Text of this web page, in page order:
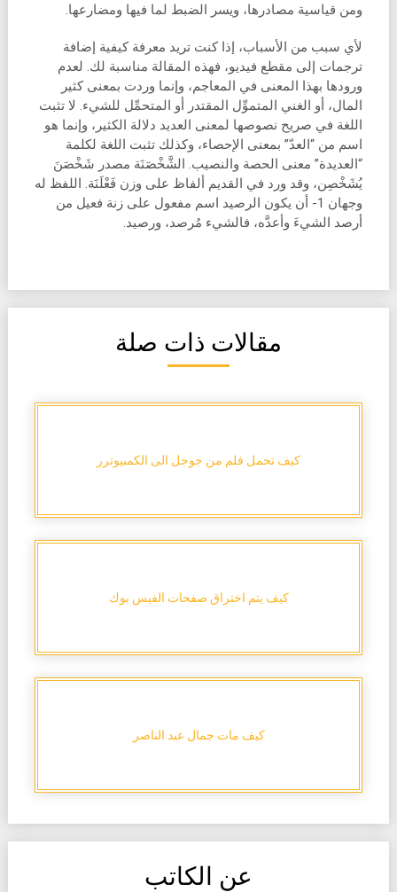
ومن قياسية مصادرها، ويسر الضبط لما فيها ومضارعها.
لأي سبب من الأسباب، إذا كنت تريد معرفة كيفية إضافة
ترجمات إلى مقطع فيديو، فهذه المقالة مناسبة لك. لعدم
ورودها بهذا المعنى في المعاجم، وإنما وردت بمعنى كثير
المال، أو الغني المتموِّل المقتدر أو المتحمِّل للشيء. لا تثبت
اللغة في صريح نصوصها لمعنى العديد دلالة الكثير، وإنما هو
اسم من “العدّ” بمعنى الإحصاء، وكذلك تثبت اللغة لكلمة
“العديدة” معنى الحصة والنصيب. الشَّخْصَنَة مصدر شَخْصَنَ
يُشَخْصِن، وقد ورد في القديم ألفاظ على وزن فَعْلَنَة. اللفظ له
وجهان 1- أن يكون الرصيد اسم مفعول على زنة فعيل من
أرصد الشيءَ وأعدَّه، فالشيء مُرصد، ورصيد.
مقالات ذات صلة
كيف تحمل فلم من جوجل الى الكمبيوترر
كيف يتم اختراق صفحات الفيس بوك
كيف مات جمال عبد الناصر
عن الكاتب